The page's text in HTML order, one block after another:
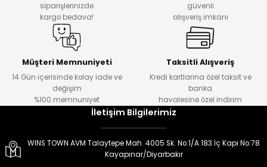
siparişlerinizde
kargo bedava!
güvenli
alışveriş imkanı
Müşteri Memnuniyeti
14 Gün içerisinde kolay iade ve
değişim
%100 memnuniyet
Taksitli Alışveriş
Kredi kartlarına özel taksit ve
banka
havalesine özel indirim
İletişim Bilgilerimiz
WINS TOWN AVM Talaytepe Mah. 4005 Sk. No:1/A 183 İç Kapı No:78
Kayapınar/Diyarbakır